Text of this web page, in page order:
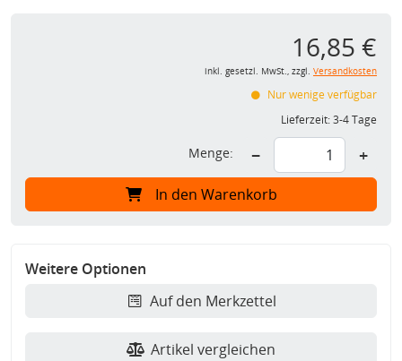
16,85 €
inkl. gesetzl. MwSt., zzgl. Versandkosten
Nur wenige verfügbar
Lieferzeit:3-4 Tage
Menge: − +
In den Warenkorb
Weitere Optionen
Auf den Merkzettel
Artikel vergleichen